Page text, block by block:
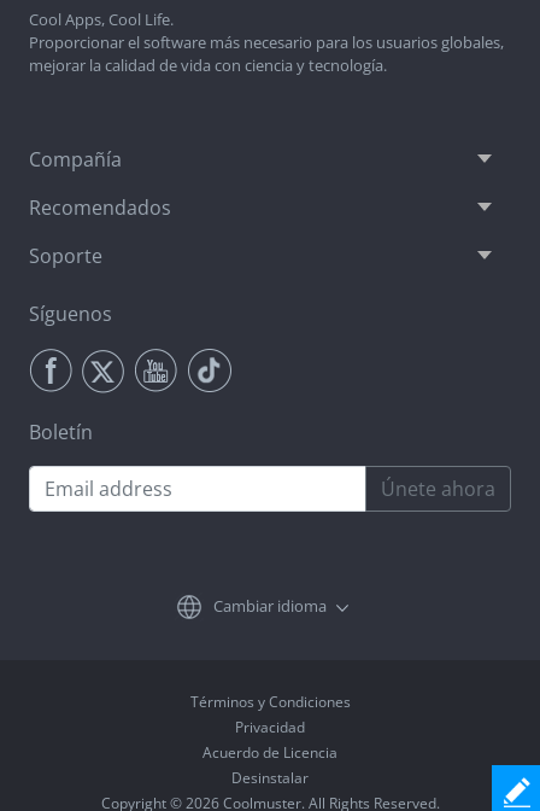
Cool Apps, Cool Life.
Proporcionar el software más necesario para los usuarios globales,
mejorar la calidad de vida con ciencia y tecnología.
Compañía
Recomendados
Soporte
Síguenos
Boletín
Únete ahora
Cambiar idioma
Términos y Condiciones
Privacidad
Acuerdo de Licencia
Desinstalar
Copyright © 2026 Coolmuster. All Rights Reserved.